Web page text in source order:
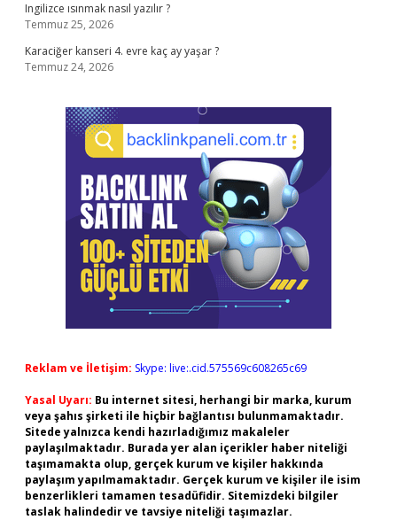
Ingilizce ısınmak nasıl yazılır ?
Temmuz 25, 2026
Karaciğer kanseri 4. evre kaç ay yaşar ?
Temmuz 24, 2026
Reklam ve İletişim: Skype: live:.cid.575569c608265c69
Yasal Uyarı: Bu internet sitesi, herhangi bir marka, kurum
veya şahıs şirketi ile hiçbir bağlantısı bulunmamaktadır.
Sitede yalnızca kendi hazırladığımız makaleler
paylaşılmaktadır. Burada yer alan içerikler haber niteliği
taşımamakta olup, gerçek kurum ve kişiler hakkında
paylaşım yapılmamaktadır. Gerçek kurum ve kişiler ile isim
benzerlikleri tamamen tesadüfidir. Sitemizdeki bilgiler
taslak halindedir ve tavsiye niteliği taşımazlar.